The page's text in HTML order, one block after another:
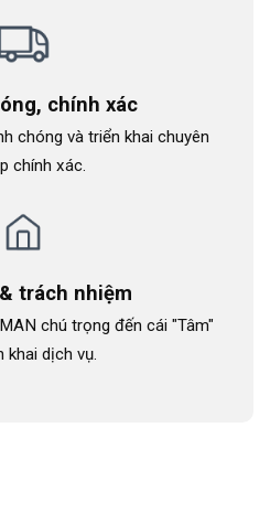
chính xác
chóng và triển khai chuyên
chính xác.
trách nhiệm
chú trọng đến cái "Tâm"
khai dịch vụ.